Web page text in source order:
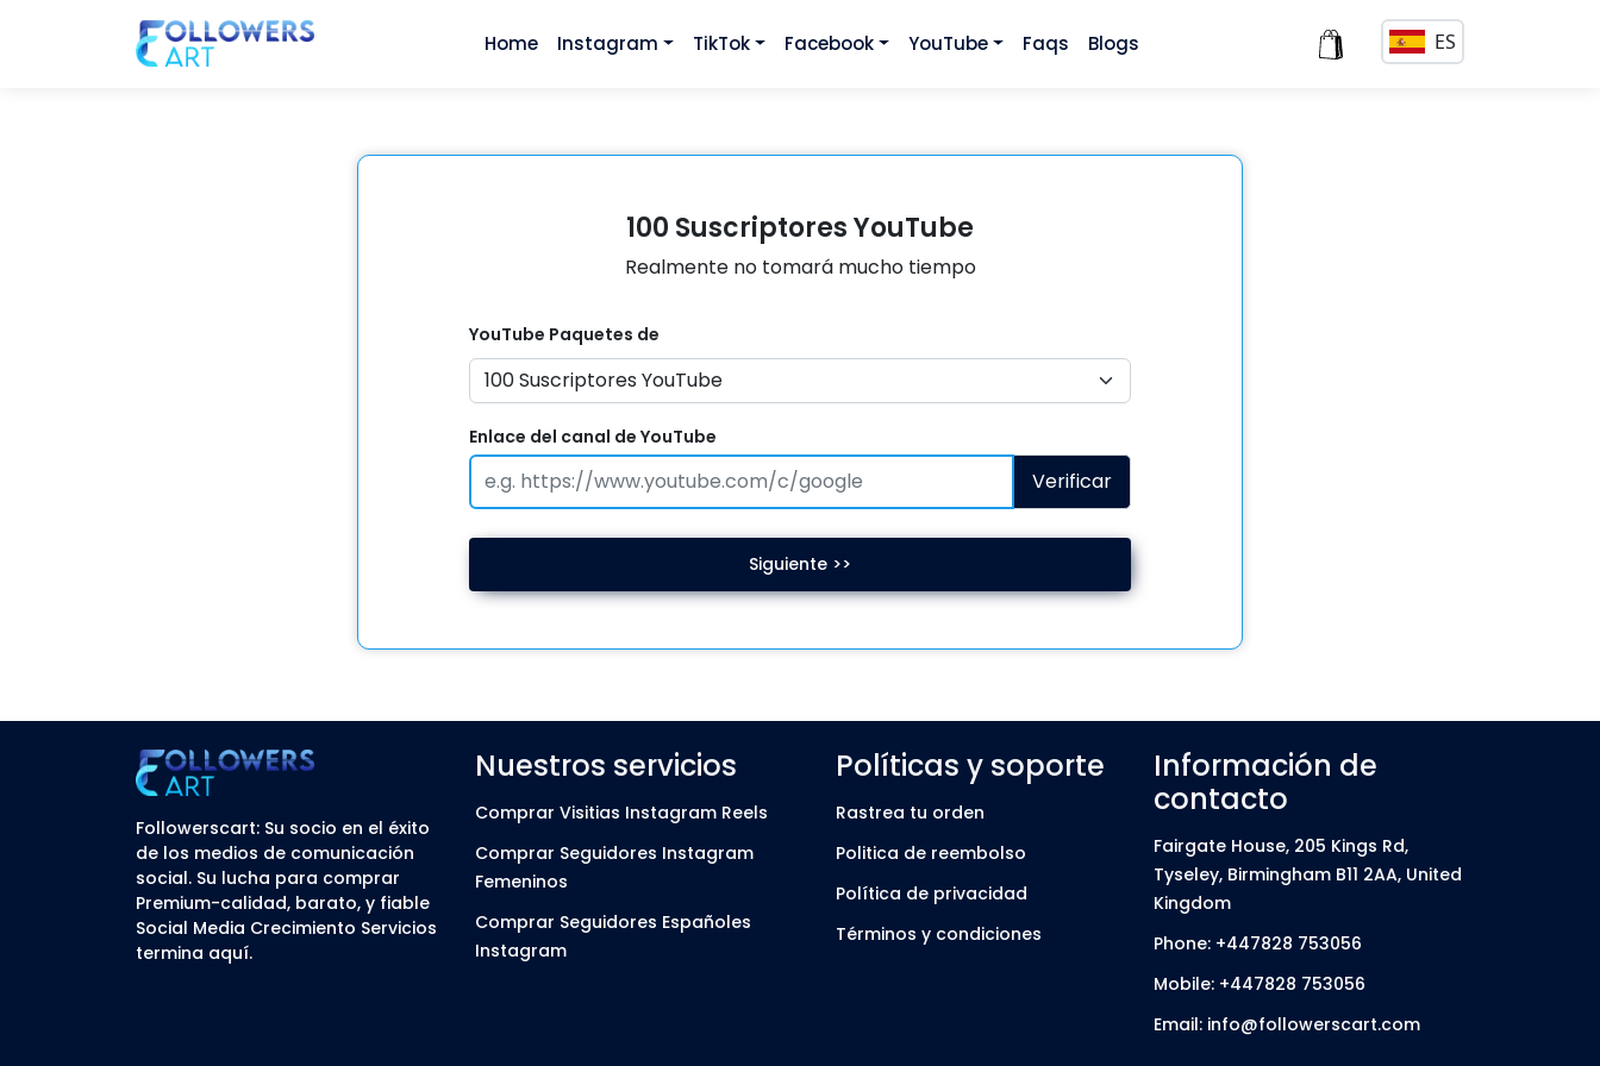
Home Instagram TikTok Facebook YouTube Faqs Blogs ES
100 Suscriptores YouTube
Realmente no tomará mucho tiempo
YouTube Paquetes de
Enlace del canal de YouTube
Verificar
Siguiente >>
Followerscart: Su socio en el éxito
de los medios de comunicación
social. Su lucha para comprar
Premium-calidad, barato, y fiable
Social Media Crecimiento Servicios
termina aquí.
Nuestros servicios
Comprar Visitias Instagram Reels
Comprar Seguidores Instagram
Femeninos
Comprar Seguidores Españoles
Instagram
Políticas y soporte
Rastrea tu orden
Politica de reembolso
Política de privacidad
Términos y condiciones
Información de
contacto
Fairgate House, 205 Kings Rd,
Tyseley, Birmingham B11 2AA, United
Kingdom
Phone: +447828 753056
Mobile: +447828 753056
Email: info@followerscart.com